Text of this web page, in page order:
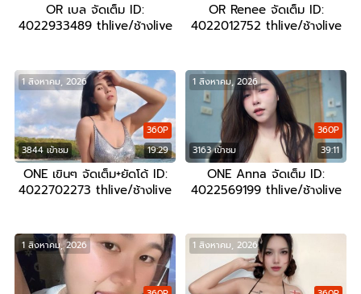
OR เบล จัดเต็ม ID:
4022933489 thlive/ช้างlive
OR Renee จัดเต็ม ID:
4022012752 thlive/ช้างlive
3844 เข้าชม 19:29
360P
1 สิงหาคม, 2026
ONE เขินๆ จัดเต็ม+ยัดโด้ ID:
4022702273 thlive/ช้างlive
3163 เข้าชม 39:11
360P
1 สิงหาคม, 2026
ONE Anna จัดเต็ม ID:
4022569199 thlive/ช้างlive
1 สิงหาคม, 2026 1 สิงหาคม, 2026